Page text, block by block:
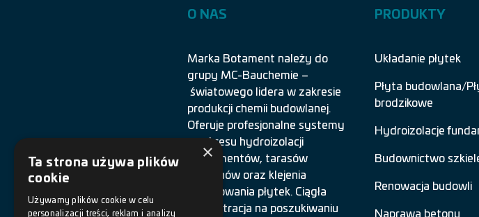
O NAS
Marka Botament należy do
grupy MC-Bauchemie –
światowego lidera w zakresie
produkcji chemii budowlanej.
Oferuje profesjonalne systemy
z zakresu hydroizolacji
fundamentów, tarasów
i balkonów oraz klejenia
i spoinowania płytek. Ciągła
koncentracja na poszukiwaniu
PRODUKTY
Układanie płytek
Płyta budowlana/
brodzikowe
Hydroizolacje
Budownictwo
Renowacja budowli
Naprawa betonu
×
Ta strona używa plików
cookie
Używamy plików cookie w celu
personalizacji treści, reklam i analizy